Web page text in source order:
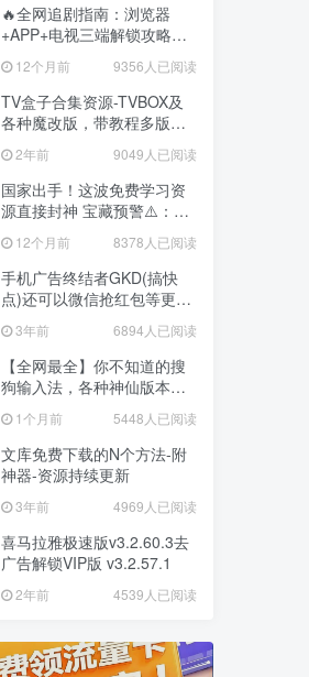
🔥全网追剧指南：浏览器
+APP+电视三端解锁攻略，
12个月前 9356人已阅读
TV盒子合集资源-TVBOX及
各种魔改版，带教程多版本-
2年前 9049人已阅读
国家出手！这波免费学习资
源直接封神 宝藏预警⚠️：8.8
给你的知识锦鲤来了！ 原来
国家悄悄铺了这么多免费学
习赛道
12个月前 8378人已阅读
手机广告终结者GKD(搞快
点)还可以微信抢红包等更多
3年前 6894人已阅读
【全网最全】你不知道的搜
狗输入法，各种神仙版本合
1个月前 5448人已阅读
文库免费下载的N个方法-附
神器-资源持续更新
3年前 4969人已阅读
喜马拉雅极速版v3.2.60.3去
广告解锁VIP版 v3.2.57.1
2年前 4539人已阅读